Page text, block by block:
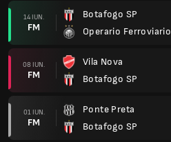
14 IUN.
FM
Botafogo SP
Operario Ferroviario
08 IUN.
FM
Vila Nova
Botafogo SP
01 IUN.
FM
Ponte Preta
Botafogo SP